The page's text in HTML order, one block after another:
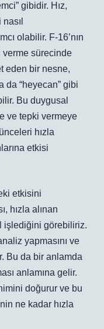
gibidir. Hız,
olabilir. F-16’nın
verme sürecinde
eden bir nesne,
da “heyecan” gibi
Bu duygusal
ve tepki vermeye
hızla
etkisi
etkisini
hızla alınan
işlediğini görebiliriz.
yapmasını ve
Bu da bir anlamda
anlamına gelir.
doğurur ve bu
ne kadar hızla